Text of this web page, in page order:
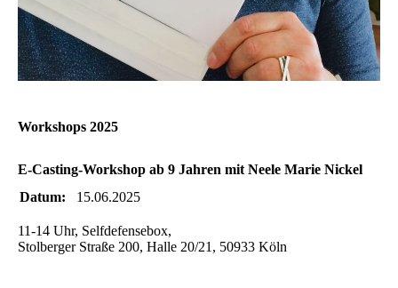
Workshops 2025
E-Casting-Workshop ab 9 Jahren mit Neele Marie Nickel
Datum:
15.06.2025
11-14 Uhr, Selfdefensebox,
Stolberger Straße 200, Halle 20/21, 50933 Köln